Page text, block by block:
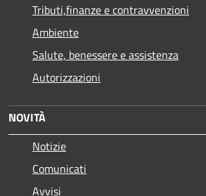
Tributi,finanze e contravvenzioni
Ambiente
Salute, benessere e assistenza
Autorizzazioni
NOVITÀ
Notizie
Comunicati
Avvisi